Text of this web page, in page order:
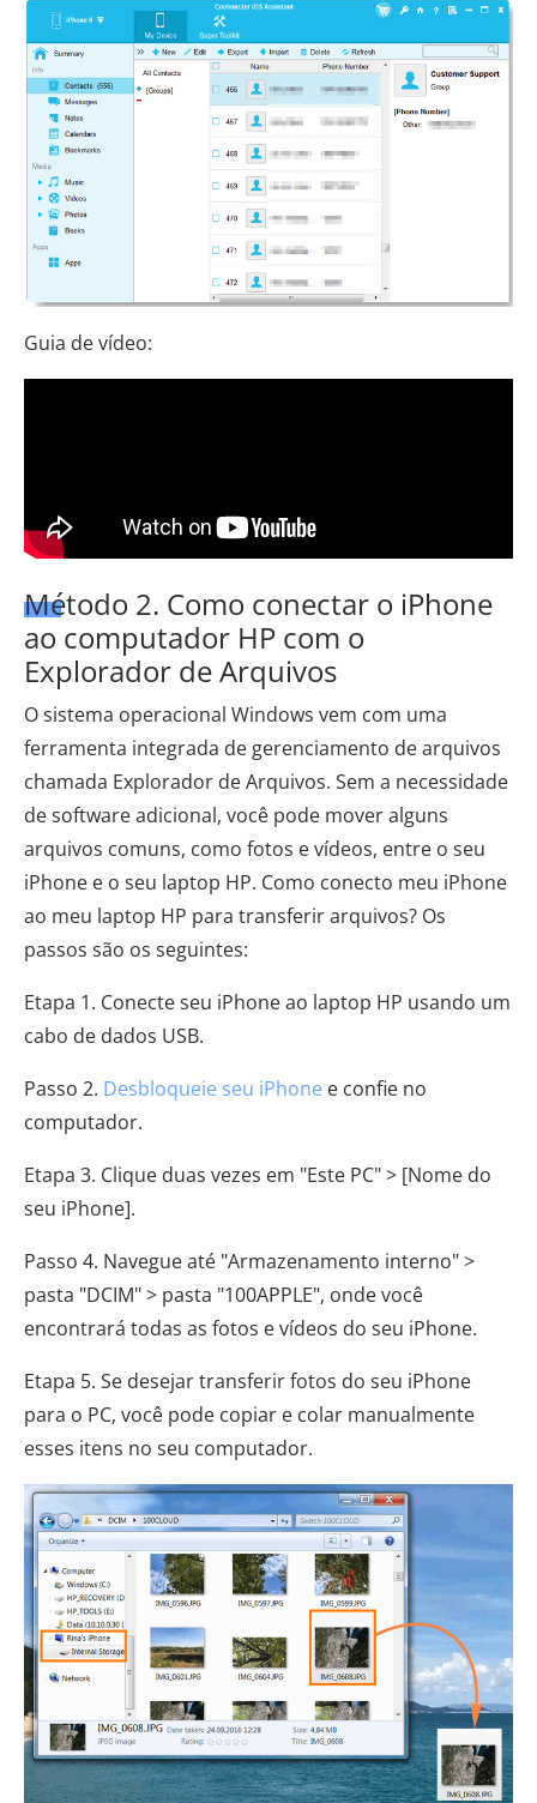
Guia de vídeo:
Método 2. Como conectar o iPhone
ao computador HP com o
Explorador de Arquivos
O sistema operacional Windows vem com uma
ferramenta integrada de gerenciamento de arquivos
chamada Explorador de Arquivos. Sem a necessidade
de software adicional, você pode mover alguns
arquivos comuns, como fotos e vídeos, entre o seu
iPhone e o seu laptop HP. Como conecto meu iPhone
ao meu laptop HP para transferir arquivos? Os
passos são os seguintes:
Etapa 1. Conecte seu iPhone ao laptop HP usando um
cabo de dados USB.
Passo 2. Desbloqueie seu iPhone e confie no
computador.
Etapa 3. Clique duas vezes em "Este PC" > [Nome do
seu iPhone].
Passo 4. Navegue até "Armazenamento interno" >
pasta "DCIM" > pasta "100APPLE", onde você
encontrará todas as fotos e vídeos do seu iPhone.
Etapa 5. Se desejar transferir fotos do seu iPhone
para o PC, você pode copiar e colar manualmente
esses itens no seu computador.